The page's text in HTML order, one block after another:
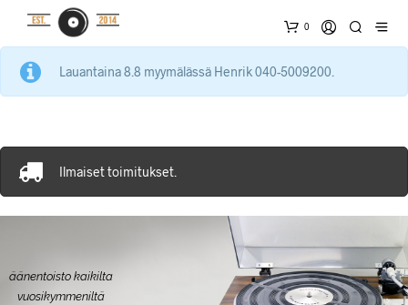
0
Lauantaina 8.8 myymälässä Henrik 040-5009200.
Ilmaiset toimitukset.
äänentoisto kaikilta
vuosikymmeniltä